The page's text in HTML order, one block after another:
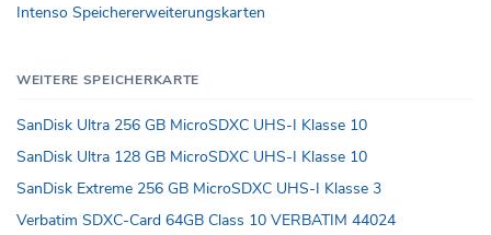
Intenso Speichererweiterungskarten
WEITERE SPEICHERKARTE
SanDisk Ultra 256 GB MicroSDXC UHS-I Klasse 10
SanDisk Ultra 128 GB MicroSDXC UHS-I Klasse 10
SanDisk Extreme 256 GB MicroSDXC UHS-I Klasse 3
Verbatim SDXC-Card 64GB Class 10 VERBATIM 44024